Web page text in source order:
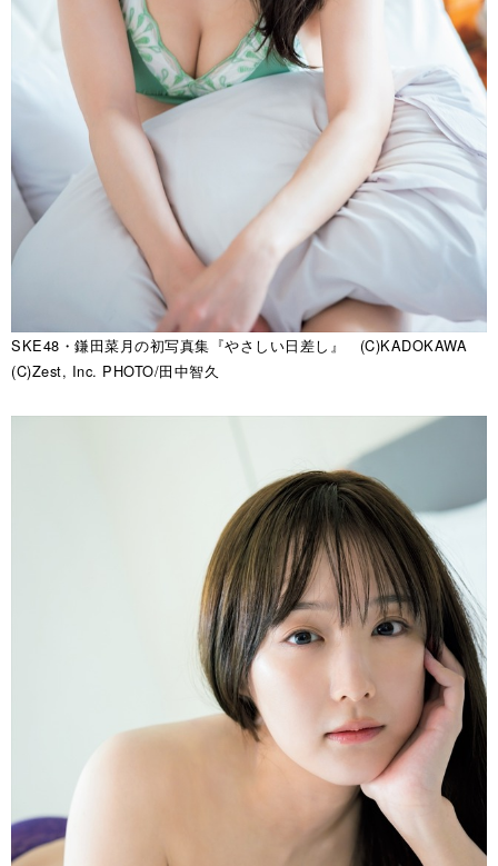
SKE48・鎌田菜月の初写真集『やさしい日差し』 (C)KADOKAWA
(C)Zest, Inc. PHOTO/田中智久